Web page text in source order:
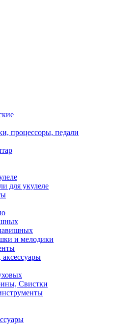
процессоры, педали
для укулеле
и мелодики
Свистки